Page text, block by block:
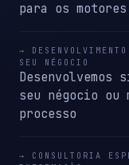
para os
→
SEU NÉGOCIO
Desenvolvemos
seu négocio ou
processo
→ CONSULTORIA